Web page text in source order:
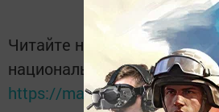
Читайте новости
национальном
https://max.ru/tatmedia